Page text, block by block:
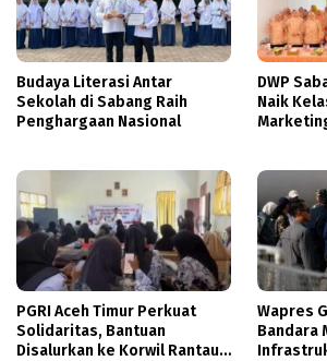
Budaya Literasi Antar
Sekolah di Sabang Raih
Penghargaan Nasional
DWP
Naik
PGRI Aceh Timur Perkuat
Solidaritas, Bantuan
Disalurkan ke Korwil Rantau
Wapres
Bandara